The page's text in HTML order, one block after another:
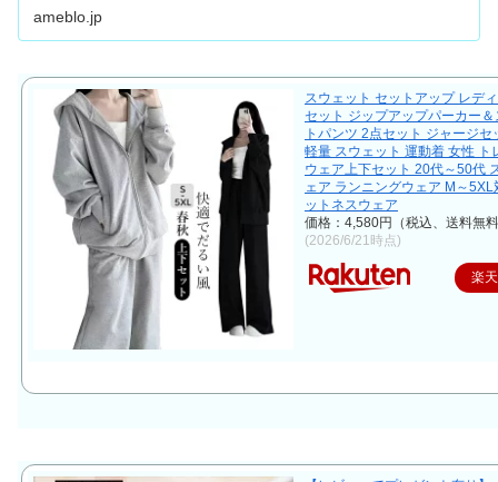
ameblo.jp
スウェット セットアップ レデ
セット ジップアップパーカー
トパンツ 2点セット ジャージセ
軽量 スウェット 運動着 女性 ト
ウェア上下セット 20代～50代
ェア ランニングウェア M～5XL
ットネスウェア
価格：4,580円（税込、送料無
(2026/6/21時点)
楽